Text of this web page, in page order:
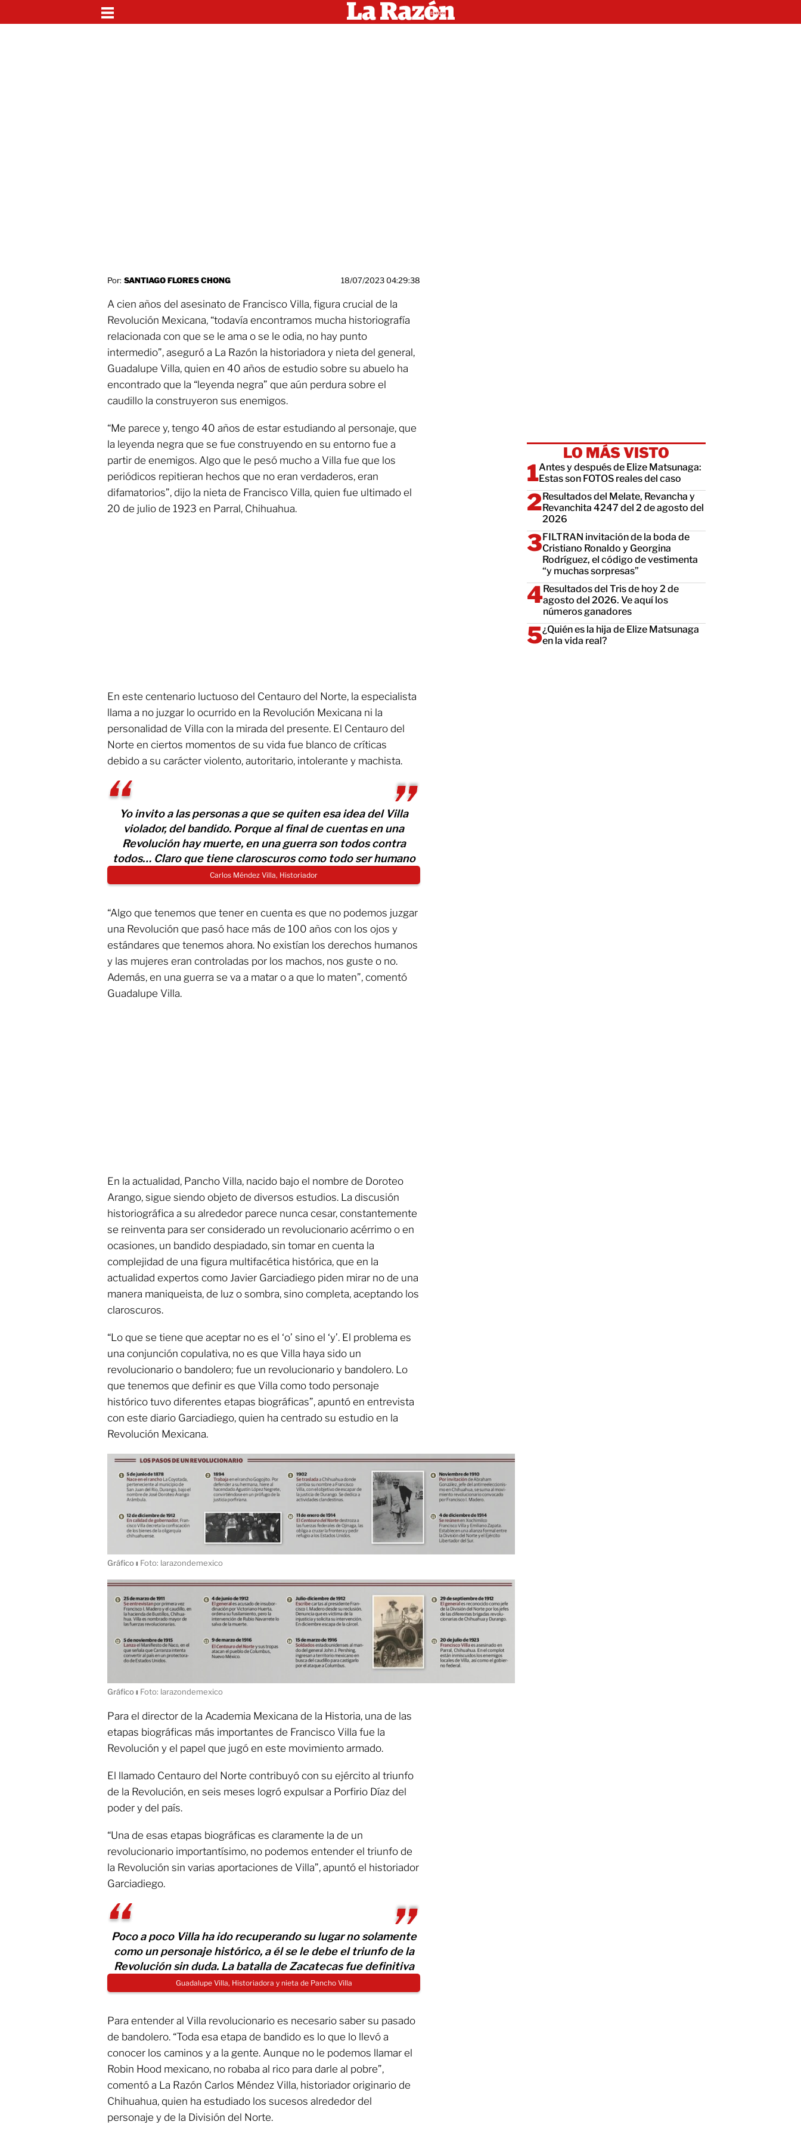
Por: SANTIAGO FLORES CHONG 18/07/2023 04:29:38
A cien años del asesinato de Francisco Villa, figura crucial de la
Revolución Mexicana, “todavía encontramos mucha historiografía
relacionada con que se le ama o se le odia, no hay punto
intermedio”, aseguró a La Razón la historiadora y nieta del general,
Guadalupe Villa, quien en 40 años de estudio sobre su abuelo ha
encontrado que la “leyenda negra” que aún perdura sobre el
caudillo la construyeron sus enemigos.
“Me parece y, tengo 40 años de estar estudiando al personaje, que
la leyenda negra que se fue construyendo en su entorno fue a
partir de enemigos. Algo que le pesó mucho a Villa fue que los
periódicos repitieran hechos que no eran verdaderos, eran
difamatorios”, dijo la nieta de Francisco Villa, quien fue ultimado el
20 de julio de 1923 en Parral, Chihuahua.
En este centenario luctuoso del Centauro del Norte, la especialista
llama a no juzgar lo ocurrido en la Revolución Mexicana ni la
personalidad de Villa con la mirada del presente. El Centauro del
Norte en ciertos momentos de su vida fue blanco de críticas
debido a su carácter violento, autoritario, intolerante y machista.
Yo invito a las personas a que se quiten esa idea del Villa
violador, del bandido. Porque al final de cuentas en una
Revolución hay muerte, en una guerra son todos contra
todos… Claro que tiene claroscuros como todo ser humano
Carlos Méndez Villa, Historiador
“Algo que tenemos que tener en cuenta es que no podemos juzgar
una Revolución que pasó hace más de 100 años con los ojos y
estándares que tenemos ahora. No existían los derechos humanos
y las mujeres eran controladas por los machos, nos guste o no.
Además, en una guerra se va a matar o a que lo maten”, comentó
Guadalupe Villa.
En la actualidad, Pancho Villa, nacido bajo el nombre de Doroteo
Arango, sigue siendo objeto de diversos estudios. La discusión
historiográfica a su alrededor parece nunca cesar, constantemente
se reinventa para ser considerado un revolucionario acérrimo o en
ocasiones, un bandido despiadado, sin tomar en cuenta la
complejidad de una figura multifacética histórica, que en la
actualidad expertos como Javier Garciadiego piden mirar no de una
manera maniqueista, de luz o sombra, sino completa, aceptando los
claroscuros.
“Lo que se tiene que aceptar no es el ‘o’ sino el ‘y’. El problema es
una conjunción copulativa, no es que Villa haya sido un
revolucionario o bandolero; fue un revolucionario y bandolero. Lo
que tenemos que definir es que Villa como todo personaje
histórico tuvo diferentes etapas biográficas”, apuntó en entrevista
con este diario Garciadiego, quien ha centrado su estudio en la
Revolución Mexicana.
Gráficoı Foto: larazondemexico
Gráficoı Foto: larazondemexico
Para el director de la Academia Mexicana de la Historia, una de las
etapas biográficas más importantes de Francisco Villa fue la
Revolución y el papel que jugó en este movimiento armado.
El llamado Centauro del Norte contribuyó con su ejército al triunfo
de la Revolución, en seis meses logró expulsar a Porfirio Díaz del
poder y del país.
“Una de esas etapas biográficas es claramente la de un
revolucionario importantísimo, no podemos entender el triunfo de
la Revolución sin varias aportaciones de Villa”, apuntó el historiador
Garciadiego.
Poco a poco Villa ha ido recuperando su lugar no solamente
como un personaje histórico, a él se le debe el triunfo de la
Revolución sin duda. La batalla de Zacatecas fue definitiva
Guadalupe Villa, Historiadora y nieta de Pancho Villa
Para entender al Villa revolucionario es necesario saber su pasado
de bandolero. “Toda esa etapa de bandido es lo que lo llevó a
conocer los caminos y a la gente. Aunque no le podemos llamar el
Robin Hood mexicano, no robaba al rico para darle al pobre”,
comentó a La Razón Carlos Méndez Villa, historiador originario de
Chihuahua, quien ha estudiado los sucesos alrededor del
personaje y de la División del Norte.
LO MÁS VISTO
Antes y después de Elize Matsunaga:
Estas son FOTOS reales del caso
Resultados del Melate, Revancha y
Revanchita 4247 del 2 de agosto del
2026
FILTRAN invitación de la boda de
Cristiano Ronaldo y Georgina
Rodríguez, el código de vestimenta
“y muchas sorpresas”
Resultados del Tris de hoy 2 de
agosto del 2026. Ve aquí los
números ganadores
¿Quién es la hija de Elize Matsunaga
en la vida real?